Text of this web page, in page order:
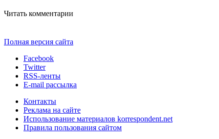
Читать комментарии
Полная версия сайта
Facebook
Twitter
RSS-ленты
E-mail рассылка
Контакты
Реклама на сайте
Использование материалов korrespondent.net
Правила пользования сайтом